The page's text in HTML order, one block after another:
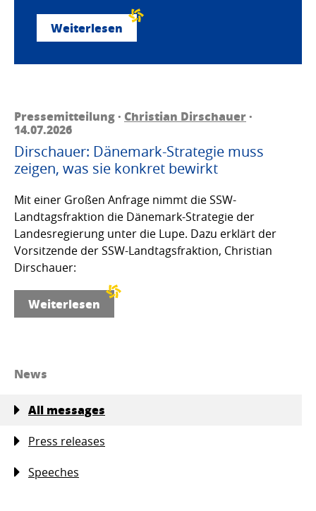
Weiterlesen
Pressemitteilung · Christian Dirschauer·
14.07.2026
Dirschauer: Dänemark-Strategie muss
zeigen, was sie konkret bewirkt
Mit einer Großen Anfrage nimmt die SSW-
Landtagsfraktion die Dänemark-Strategie der
Landesregierung unter die Lupe. Dazu erklärt der
Vorsitzende der SSW-Landtagsfraktion, Christian
Dirschauer:
Weiterlesen
News
All messages
Press releases
Speeches